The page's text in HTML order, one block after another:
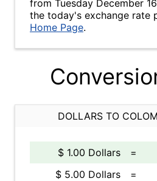
from Tuesday December
the today's exchange rate
Home Page.
DOLLARS TO
$ 1.00 Dollars =
$ 5.00 Dollars
=